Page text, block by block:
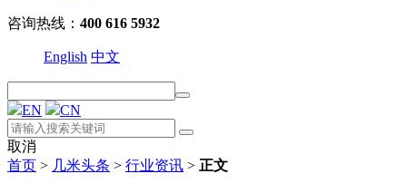
咨询热线： 400 616 5932
English 中文
EN CN
取消
首页 > 几米头条 > 行业资讯 > 正文